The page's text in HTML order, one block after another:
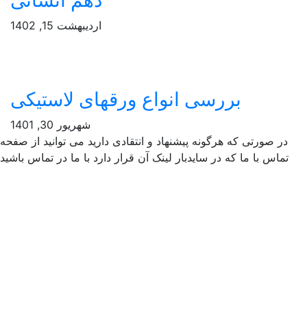
اردیبهشت 15, 1402
بررسی انواع ورقهای لاستیکی
شهریور 30, 1401
صورتی که هرگونه پیشنهاد و انتقادی دارید می توانید از صفحه
با ما که در سایدبار لینک آن قرار دارد با ما در تماس باشید